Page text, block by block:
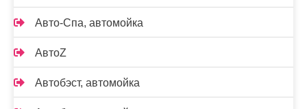
Авто-Спа, автомойка
АвтоZ
Автобэст, автомойка